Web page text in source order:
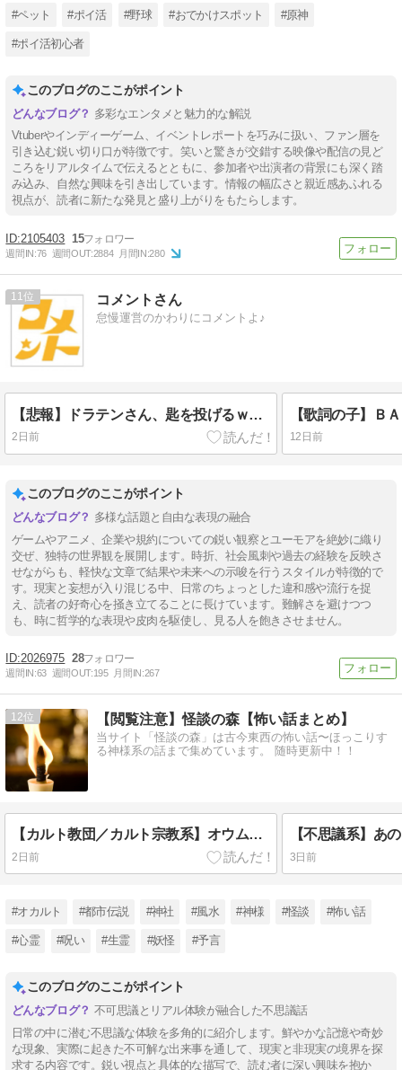
#ペット #ポイ活 #野球 #おでかけスポット #原神
#ポイ活初心者
このブログのここがポイント
多彩なエンタメと魅力的な解説
Vtuberやインディーゲーム、イベントレポートを巧みに扱い、ファン層を
引き込む鋭い切り口が特徴です。笑いと驚きが交錯する映像や配信の見ど
ころをリアルタイムで伝えるとともに、参加者や出演者の背景にも深く踏
み込み、自然な興味を引き出しています。情報の幅広さと親近感あふれる
視点が、読者に新たな発見と盛り上がりをもたらします。
2105403 15
週間IN:76 週間OUT:2884 月間IN:280
11 コメントさん
怠慢運営のかわりにコメントよ♪
【悲報】ドラテンさん、匙を投げるｗｗｗ 『ドラゴンクエストX オンライン』中～長期展望 （2026/8/5）に寄せて
2日前
【歌詞の子】Ｂ
12日前
このブログのここがポイント
多様な話題と自由な表現の融合
ゲームやアニメ、企業や規約についての鋭い観察とユーモアを絶妙に織り
交ぜ、独特の世界観を展開します。時折、社会風刺や過去の経験を反映さ
せながらも、軽快な文章で結果や未来への示唆を行うスタイルが特徴的で
す。現実と妄想が入り混じる中、日常のちょっとした違和感や流行を捉
え、読者の好奇心を掻き立てることに長けています。難解さを避けつつ
も、時に哲学的な表現や皮肉を駆使し、見る人を飽きさせません。
2026975 28
週間IN:63 週間OUT:195 月間IN:267
12 【閲覧注意】怪談の森【怖い話まとめ】
当サイト「怪談の森」は古今東西の怖い話〜ほっこりす
る神様系の話まで集めています。 随時更新中！！
【カルト教団／カルト宗教系】オウム真理教デジタルアーカイブ
2日前 3日前
#オカルト #都市伝説 #神社 #風水 #神様 #怪談 #怖い話
#心霊 #呪い #生霊 #妖怪 #予言
このブログのここがポイント
不可思議とリアル体験が融合した不思議話
日常の中に潜む不思議な体験を多角的に紹介します。鮮やかな記憶や奇妙
な現象、実際に起きた不可解な出来事を通して、現実と非現実の境界を探
求する内容です。鋭い視点と具体的な描写で、読む者に深い興味を抱か